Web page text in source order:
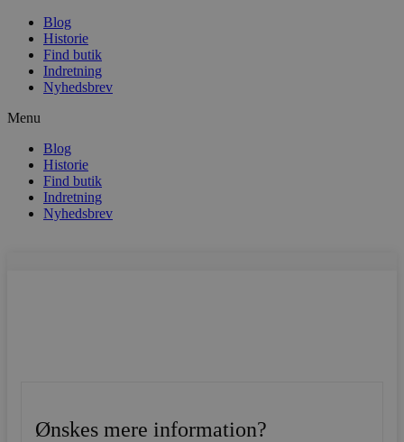
Blog
Historie
Find butik
Indretning
Nyhedsbrev
Menu
Blog
Historie
Find butik
Indretning
Nyhedsbrev
Ønskes mere information?